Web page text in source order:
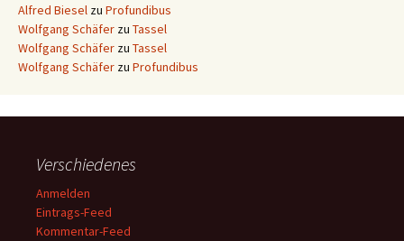
Alfred Biesel zu Profundibus
Wolfgang Schäfer zu Tassel
Wolfgang Schäfer zu Tassel
Wolfgang Schäfer zu Profundibus
Verschiedenes
Anmelden
Eintrags-Feed
Kommentar-Feed